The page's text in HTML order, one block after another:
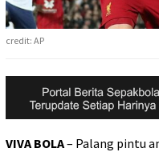
credit: AP
VIVA BOLA– Palang pintu